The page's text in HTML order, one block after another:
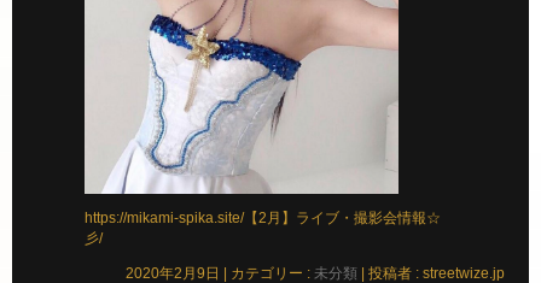
https://mikami-spika.site/【2月】ライブ・撮影会情報☆
彡/
2020年2月9日 | カテゴリー : 未分類 | 投稿者 : streetwize.jp